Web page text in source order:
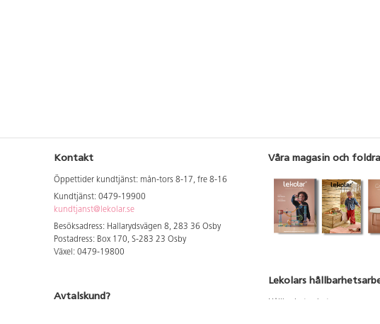
Kontakt
Öppettider kundtjänst: mån-tors 8-17, fre 8-16
Kundtjänst: 0479-19900
kundtjanst@lekolar.se
Besöksadress: Hallarydsvägen 8, 283 36 Osby
Postadress: Box 170, S-283 23 Osby
Växel: 0479-19800
Avtalskund?
Våra magasin och
Lekolars